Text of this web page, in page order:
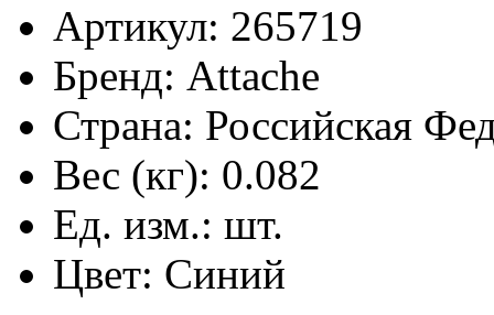
Артикул: 265719
Бренд: Attache
Страна: Российская
Вес (кг): 0.082
Ед. изм.: шт.
Цвет: Синий